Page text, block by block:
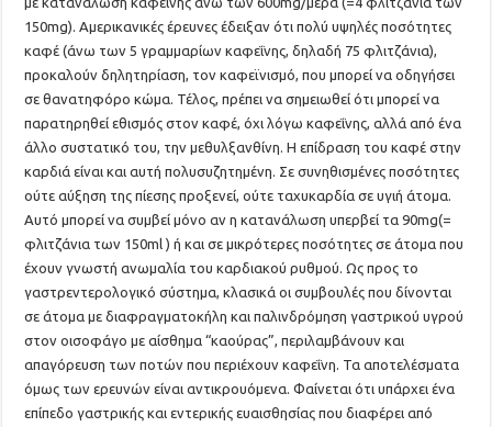
150mg). Αμερικανικές έρευνες έδειξαν ότι πολύ υψηλές ποσότητες
καφέ (άνω των 5 γραμμαρίων καφεΐνης, δηλαδή 75 φλιτζάνια),
προκαλούν δηλητηρίαση, τον καφεϊνισμό, που μπορεί να οδηγήσει
σε θανατηφόρο κώμα. Τέλος, πρέπει να σημειωθεί ότι μπορεί να
παρατηρηθεί εθισμός στον καφέ, όχι λόγω καφεΐνης, αλλά από ένα
άλλο συστατικό του, την μεθυλξανθίνη. Η επίδραση του καφέ στην
καρδιά είναι και αυτή πολυσυζητημένη. Σε συνηθισμένες ποσότητες
ούτε αύξηση της πίεσης προξενεί, ούτε ταχυκαρδία σε υγιή άτομα.
Αυτό μπορεί να συμβεί μόνο αν η κατανάλωση υπερβεί τα 90mg(=
φλιτζάνια των 150ml ) ή και σε μικρότερες ποσότητες σε άτομα που
έχουν γνωστή ανωμαλία του καρδιακού ρυθμού. Ως προς το
γαστρεντερολογικό σύστημα, κλασικά οι συμβουλές που δίνονται
σε άτομα με διαφραγματοκήλη και παλινδρόμηση γαστρικού υγρού
στον οισοφάγο με αίσθημα “καούρας”, περιλαμβάνουν και
απαγόρευση των ποτών που περιέχουν καφεΐνη. Τα αποτελέσματα
όμως των ερευνών είναι αντικρουόμενα. Φαίνεται ότι υπάρχει ένα
επίπεδο γαστρικής και εντερικής ευαισθησίας που διαφέρει από